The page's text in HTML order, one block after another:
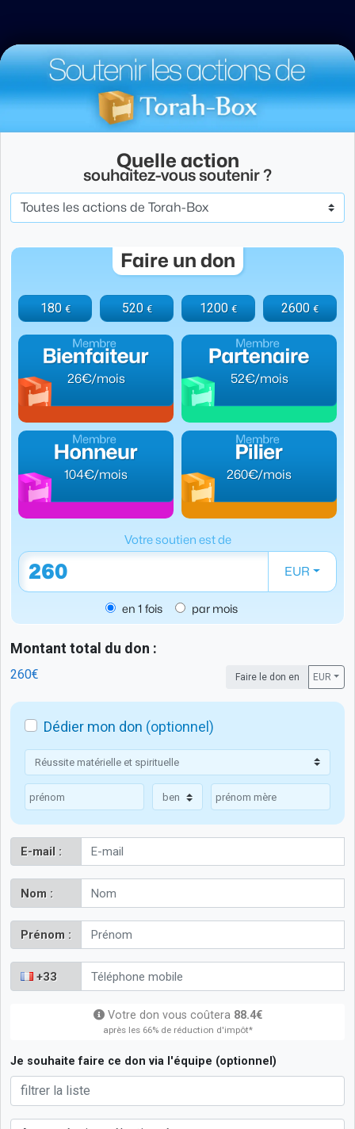
Quelle action
souhaitez-vous soutenir ?
Faire un don
180 € 520 € 1200 € 2600 €
26€/mois 52€/mois
104€/mois 260€/mois
Votre soutien est de
EUR
en 1 fois par mois
Montant total du don :
260€ Faire le don en EUR
Dédier mon don (optionnel)
E-mail :
Nom :
Prénom :
+33
Votre don vous coûtera 88.4€
après les 66% de réduction d'impôt*
Je souhaite faire ce don via l'équipe (optionnel)